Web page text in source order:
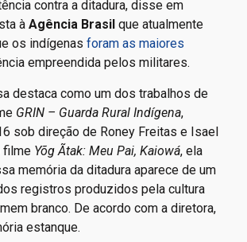
dos indígenas Waimiri Atroari
de rodovias na Amazônia entre as
e 1980. Frei Betto, que participou de
contra a ditadura, disse em
os indígenasforam as maiores
empreendida pelos militares.
destaca como um dos trabalhos de
GRIN – Guarda Rural Indígena ,
sob direção de Roney Freitas e Isael
filmeYõg Ãtak: Meu Pai, Kaiowá, ela
memória da ditadura aparece de um